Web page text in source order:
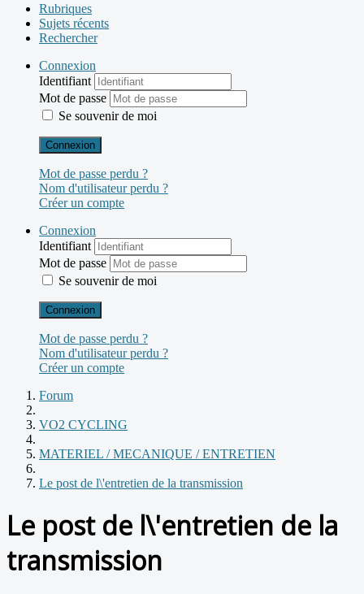
Rubriques
Sujets récents
Rechercher
Connexion
Identifiant
Mot de passe
Se souvenir de moi
Connexion
Mot de passe perdu ?
Nom d'utilisateur perdu ?
Créer un compte
Connexion
Identifiant
Mot de passe
Se souvenir de moi
Connexion
Mot de passe perdu ?
Nom d'utilisateur perdu ?
Créer un compte
Forum
VO2 CYCLING
MATERIEL / MECANIQUE / ENTRETIEN
Le post de l\'entretien de la transmission
Le post de l\'entretien de la
transmission